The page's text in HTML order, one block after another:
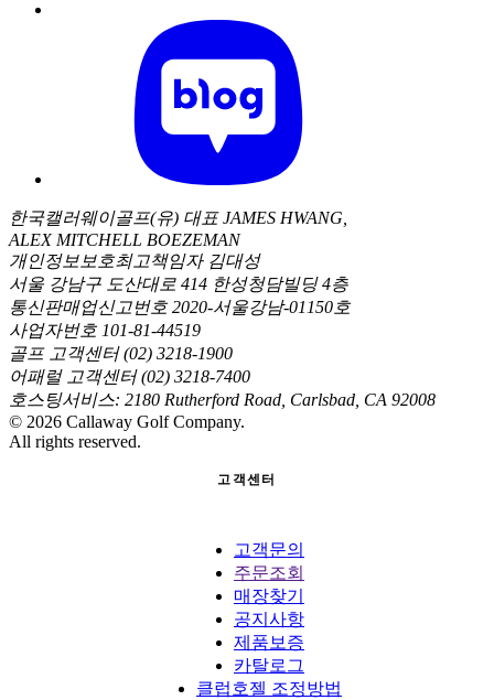
한국캘러웨이골프(유) 대표 JAMES HWANG,
ALEX MITCHELL BOEZEMAN
개인정보보호최고책임자 김대성
서울 강남구 도산대로 414 한성청담빌딩 4층
통신판매업신고번호 2020-서울강남-01150호
사업자번호 101-81-44519
골프 고객센터 (02) 3218-1900
어패럴 고객센터 (02) 3218-7400
호스팅서비스: 2180 Rutherford Road, Carlsbad, CA 92008
© 2026 Callaway Golf Company.
All rights reserved.
고객센터
고객문의
주문조회
매장찾기
공지사항
제품보증
카탈로그
클럽호젤 조정방법